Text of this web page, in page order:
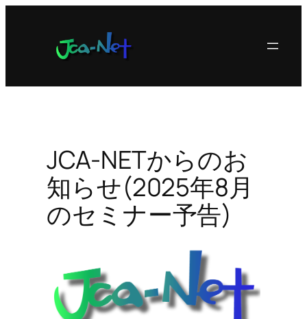
ッ
JCA-NETからのお
知らせ(2025年8月
のセミナー予告)